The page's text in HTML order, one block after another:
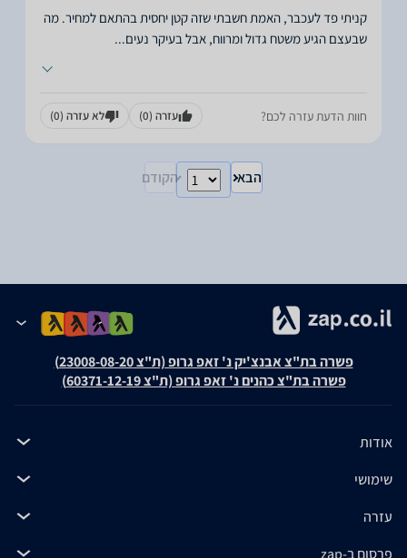
קניתי פד לעכבר, האמת חשבתי שזה קטן יחסית בהתאם למחיר. מה
שבעצם הגיע משטח גדול ומרווח, אבל בעיקר נעים...
חוות הדעת עזרה לכם? עזרה (0) לא עזרה (0)
הבא הקודם
פשרה בת"צ אבנצ'יק נ' זאפ גרופ (ת"צ 23008-08-20)
פשרה בת"צ כהנים נ' זאפ גרופ (ת"צ 60371-12-19)
אודות
שימושי
עזרה
פרסום ב-zap